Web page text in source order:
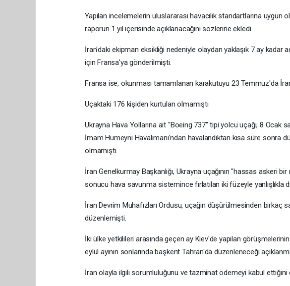
Yapılan incelemelerin uluslararası havacılık standartlarına
raporun 1 yıl içerisinde açıklanacağını sözlerine ekledi.
İran'daki ekipman eksikliği nedeniyle olaydan yaklaşık 7 ay kadar
için Fransa'ya gönderilmişti.
Fransa ise, okunması tamamlanan karakutuyu 23 Temmuz'da
Uçaktaki 176 kişiden kurtulan olmamıştı
Ukrayna Hava Yollarına ait "Boeing 737" tipi yolcu uçağı, 8 Ocak
İmam Humeyni Havalimanı'ndan havalandıktan kısa süre sonra
olmamıştı.
İran Genelkurmay Başkanlığı, Ukrayna uçağının "hassas askeri
sonucu hava savunma sistemince fırlatılan iki füzeyle yanlışlıkla
İran Devrim Muhafızları Ordusu, uçağın düşürülmesinden birkaç
düzenlemişti.
İki ülke yetkilileri arasında geçen ay Kiev'de yapılan
eylül ayının sonlarında başkent Tahran'da düzenleneceği
İran olayla ilgili sorumluluğunu ve tazminat ödemeyi kabul ettiğini